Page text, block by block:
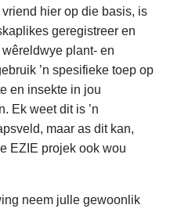
hier op die basis, is
geregistreer en
plant- en
’n spesifieke toep op
en insekte in jou
Ek weet dit is ’n
maar as dit kan,
EZIE projek ook wou
neem julle gewoonlik